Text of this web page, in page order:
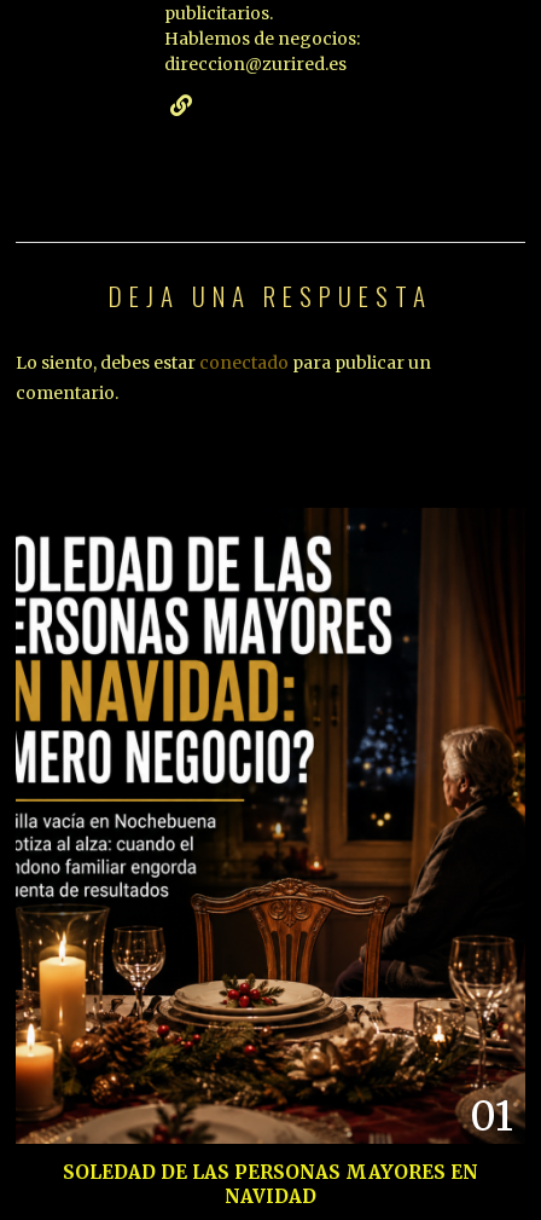
publicitarios.
Hablemos de negocios:
direccion@zurired.es
DEJA UNA RESPUESTA
Lo siento, debes estar conectado para publicar un
comentario.
01
SOLEDAD DE LAS PERSONAS MAYORES EN
NAVIDAD